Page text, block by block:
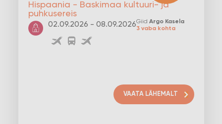
Hispaania - Baskimaa kultuuri- ja
puhkusereis
02.09.2026 - 08.09.2026Giid Argo Kasela
3 vaba kohta
VAATA LÄHEMALT